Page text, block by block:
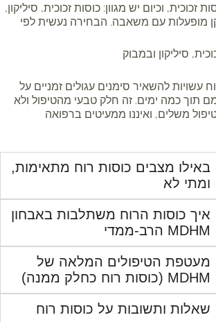
וכיום יש מגוון: כוסות זכוכית, סיליקון,
מופעלות עם משאבה. הבחירה נעשית לפי
להשאיר סימנים עגולים זמניים על
כמה ימים. זה חלק טבעי מהטיפול ולא
משלים, ואיננו ממעיטים ברפואה
באילו מצבים כוסות רוח מתאימות,
ומתי לא
איך כוסות הרוח משתלבות באבחון
MDHM הרב-ממדי
מעטפת הטיפולים המלאה של
MDHM (כוסות רוח כחלק ממנה)
שאלות ותשובות על כוסות רוח